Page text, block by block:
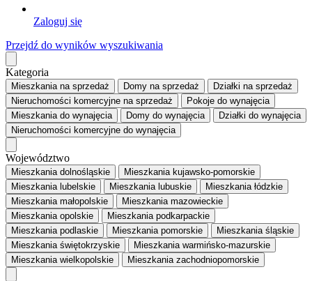
Zaloguj się
Przejdź do wyników wyszukiwania
Kategoria
Mieszkaniana sprzedaż Domy na sprzedaż Działki na sprzedaż
Nieruchomości komercyjne na sprzedaż Pokoje do wynajęcia
Mieszkaniado wynajęcia Domy do wynajęcia Działki do wynajęcia
Nieruchomości komercyjne do wynajęcia
Województwo
Mieszkania dolnośląskie
Mieszkania kujawsko-pomorskie
Mieszkania lubelskie
Mieszkania lubuskie
Mieszkania łódzkie
Mieszkania małopolskie
Mieszkania mazowieckie
Mieszkania opolskie
Mieszkania podkarpackie
Mieszkania podlaskie
Mieszkania pomorskie
Mieszkania śląskie
Mieszkania świętokrzyskie
Mieszkania warmińsko-mazurskie
Mieszkania wielkopolskie
Mieszkania zachodniopomorskie